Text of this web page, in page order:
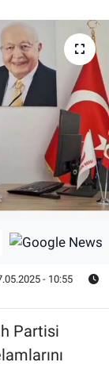
- 10:55
Partisi